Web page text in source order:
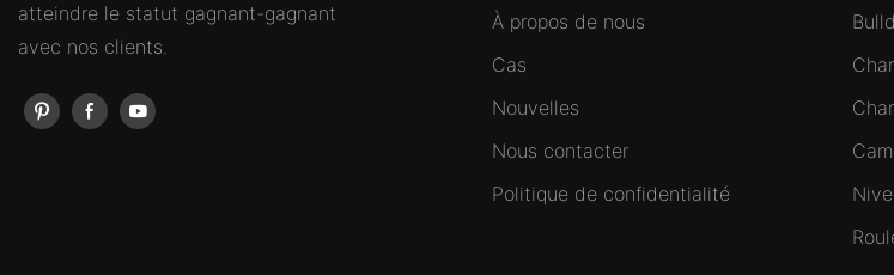
atteindre le statut gagnant-gagnant
avec nos clients.
À propos de nous
Cas
Nouvelles
Nous contacter
Politique de confidentialité